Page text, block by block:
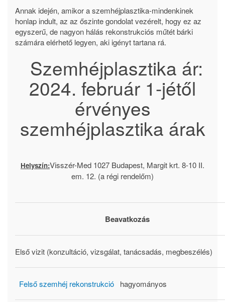
Annak idején, amikor a szemhéjplasztika-mindenkinek
honlap indult, az az őszinte gondolat vezérelt, hogy ez az
egyszerű, de nagyon hálás rekonstrukciós műtét bárki
számára elérhető legyen, aki igényt tartana rá.
Szemhéjplasztika ár:
2024. február 1-jétől
érvényes
szemhéjplasztika árak
Helyszín:Visszér-Med 1027 Budapest, Margit krt. 8-10 II.
em. 12. (a régi rendelőm)
Beavatkozás
Első vizit (konzultáció, vizsgálat, tanácsadás, megbeszélés)
Felső szemhéj rekonstrukció hagyományos